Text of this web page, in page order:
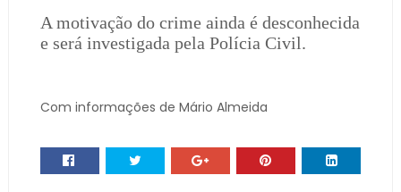
A motivação do crime ainda é desconhecida
e será investigada pela Polícia Civil.
Com informações de Mário Almeida